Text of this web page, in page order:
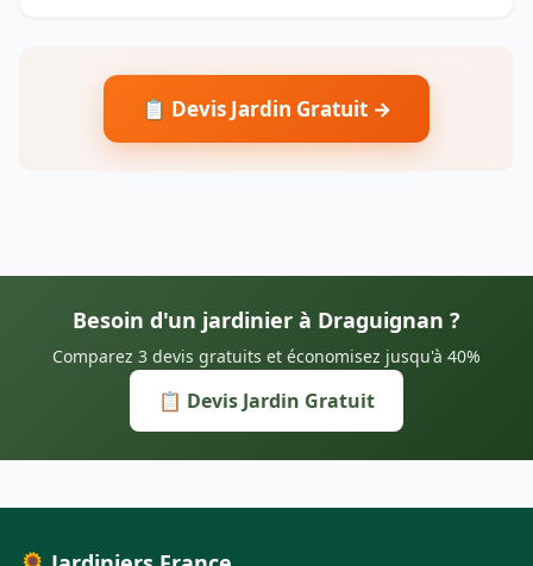
📋 Devis Jardin Gratuit →
Besoin d'un jardinier à Draguignan ?
Comparez 3 devis gratuits et économisez jusqu'à 40%
📋 Devis Jardin Gratuit